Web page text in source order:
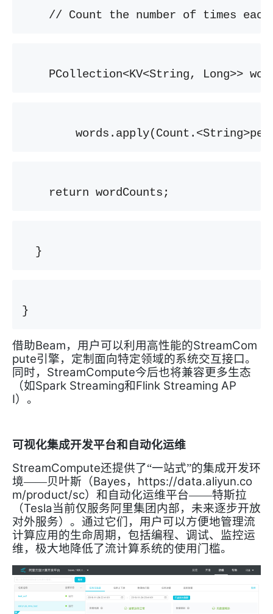
// Count the number of times each
PCollection<KV<String, Long>>
return wordCounts;
}
}
借助Beam，用户可以利用高性能的StreamCom
pute引擎，定制面向特定领域的系统交互接口。
同时， StreamCompute今后也将兼容更多生态
（如Spark Streaming和Flink Streaming AP
I）。
可视化集成开发平台和自动化运维
StreamCompute还提供了“一站式”的集成开发环
境——贝叶斯（Bayes， https://data.aliyun.co
m/product/sc）和自动化运维平台——特斯拉
（Tesla当前仅服务阿里集团内部，未来逐步开放
对外服务）。通过它们，用户可以方便地管理流
计算应用的生命周期，包括编程、调试、监控运
维，极大地降低了流计算系统的使用门槛。